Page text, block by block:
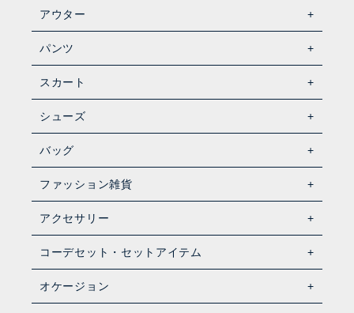
アウター
パンツ
スカート
シューズ
バッグ
ファッション雑貨
アクセサリー
コーデセット・セットアイテム
オケージョン